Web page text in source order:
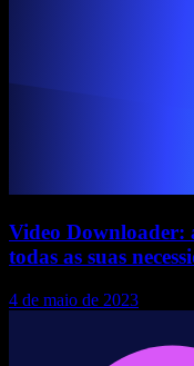
Video Downloader:
todas as suas
4 de maio de 2023